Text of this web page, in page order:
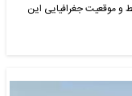
و موقعیت جغرافیایی این